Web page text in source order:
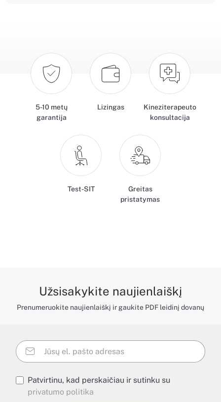
5-10 metų
garantija
Lizingas
Kineziterapeuto
konsultacija
Test-SIT
Greitas
pristatymas
Užsisakykite naujienlaiškį
Prenumeruokite naujienlaiškį ir gaukite PDF leidinį dovanų
Patvirtinu, kad perskaičiau ir sutinku su
privatumo politika